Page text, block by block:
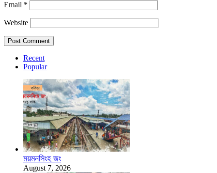
Email *
Website
Recent
Popular
ময়মনসিংহ জং
August 7, 2026